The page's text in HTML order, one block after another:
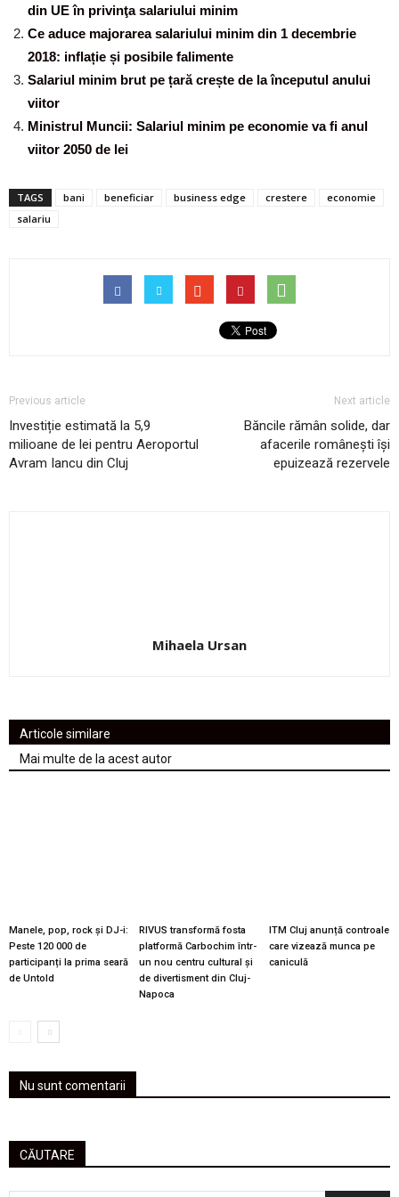
din UE în privinţa salariului minim
Ce aduce majorarea salariului minim din 1 decembrie
2018: inflație și posibile falimente
Salariul minim brut pe țară crește de la începutul anului
viitor
Ministrul Muncii: Salariul minim pe economie va fi anul
viitor 2050 de lei
TAGS bani beneficiar business edge crestere
economie
salariu
Previous article
Investiție estimată la 5,9
milioane de lei pentru Aeroportul
Avram Iancu din Cluj
Next article
Băncile rămân solide, dar
afacerile românești își
epuizează rezervele
Mihaela Ursan
Articole similare
Mai multe de la acest autor
Manele, pop, rock și DJ-i:
Peste 120 000 de
participanți la prima seară
de Untold
RIVUS transformă fosta
platformă Carbochim într-
un nou centru cultural și
de divertisment din Cluj-
Napoca
ITM Cluj anunță controale
care vizează munca pe
caniculă
Nu sunt comentarii
CĂUTARE